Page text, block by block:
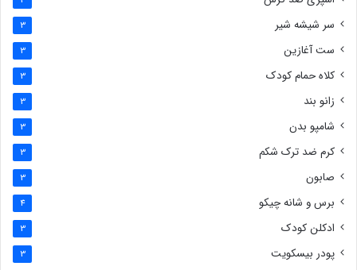
سر شیشه شیر 3
ست آغازین 3
کلاه حمام کودک 3
زانو بند 3
شامپو بدن 3
کرم ضد ترک شکم 3
صابون 3
برس و شانه چیکو 4
ادکلن کودک 3
پودر بیسکویت 3